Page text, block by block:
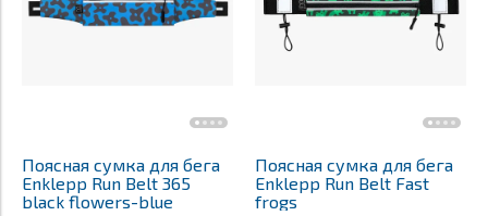
Поясная сумка для бега
Enklepp Run Belt 365
black flowers-blue
Поясная сумка для бега
Enklepp Run Belt Fast
frogs